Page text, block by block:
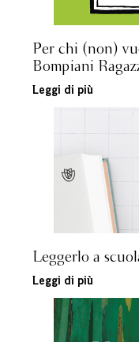
Per chi (non)
Bompiani
Leggi di più
Leggerlo a
Leggi di più